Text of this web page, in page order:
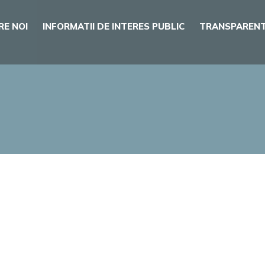
NOI INFORMATII DE INTERES PUBLIC